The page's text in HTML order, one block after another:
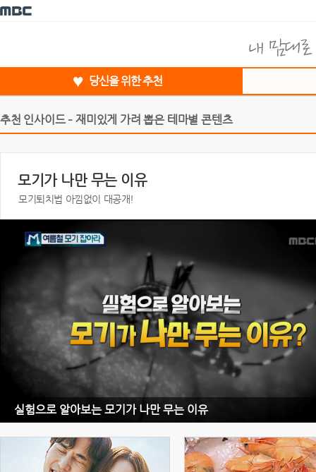
당신을 위한 추천
추천 인사이드 – 재미있게 가려 뽑은 테마별 콘텐츠
모기가 나만 무는 이유
모기퇴치법 아낌없이 대공개!
실험으로 알아보는 모기가 나만 무는 이유